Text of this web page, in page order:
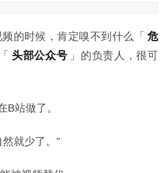
的时候，肯定嗅不到什么「 危
头部公众号 」的负责人，很可
B站做了。
就少了。”